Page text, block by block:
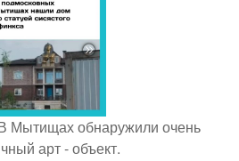
Мытищах обнаружили очень
арт - объект.